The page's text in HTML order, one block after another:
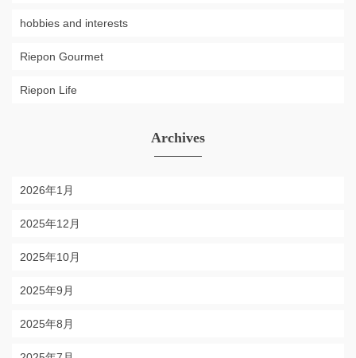
hobbies and interests
Riepon Gourmet
Riepon Life
Archives
2026年1月
2025年12月
2025年10月
2025年9月
2025年8月